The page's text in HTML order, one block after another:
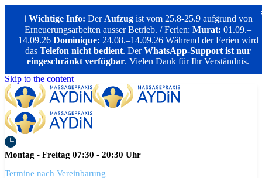
ℹ️ Wichtige Info: Der Aufzugist vom 25.8-25.9 aufgrund von
Erneuerungsarbeiten ausser Betrieb. / Ferien: Murat: 01.09.–
14.09.26 Dominique: 24.08.–14.09.26 Während der Ferien wird
das Telefon nicht bedient. DerWhatsApp-Support ist nur
eingeschränkt verfügbar. Vielen Dank für Ihr Verständnis.
Skip to the content
Montag - Freitag 07:30 - 20:30 Uhr
Termine nach Vereinbarung